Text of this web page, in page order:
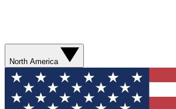
North America